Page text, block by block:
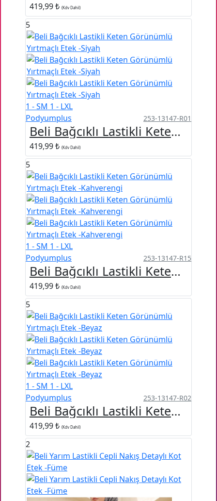
419,99 ₺ (Kdv Dahil)
5
1 - SM 1 - LXL
Podyumplus
253-13147-R01
Beli Bağcıklı Lastikli Keten Görünümlü Yırtmaçlı Etek -Siyah
419,99 ₺ (Kdv Dahil)
5
1 - SM 1 - LXL
Podyumplus
253-13147-R15
Beli Bağcıklı Lastikli Keten Görünümlü Yırtmaçlı Etek -Kahverengi
419,99 ₺ (Kdv Dahil)
5
1 - SM 1 - LXL
Podyumplus
253-13147-R02
Beli Bağcıklı Lastikli Keten Görünümlü Yırtmaçlı Etek -Beyaz
419,99 ₺ (Kdv Dahil)
2